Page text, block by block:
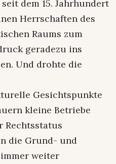
dem 15. Jahrhundert
Herrschaften des
Raums zum
geradezu ins
Und drohte die
Gesichtspunkte
kleine Betriebe
Rechtsstatus
die Grund- und
weiter